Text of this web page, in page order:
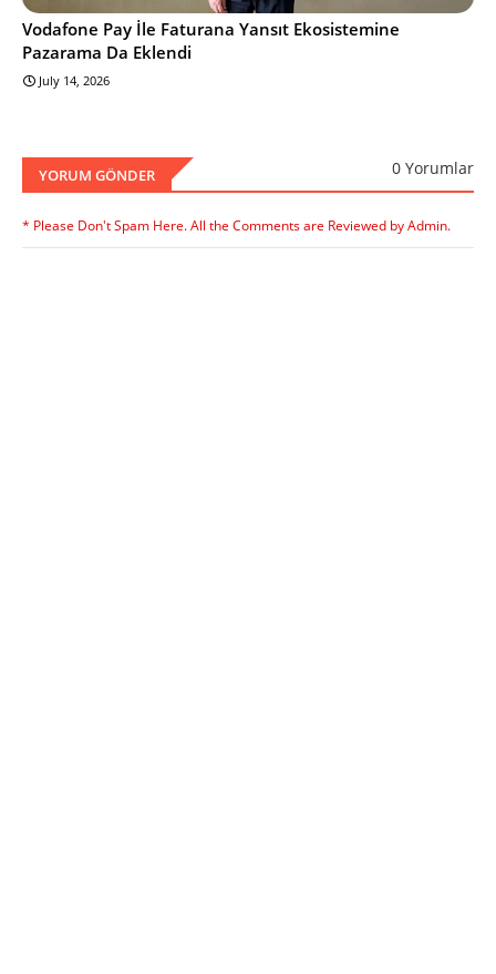
Vodafone Pay İle Faturana Yansıt Ekosistemine
Pazarama Da Eklendi
July 14, 2026
YORUM GÖNDER 0 Yorumlar
* Please Don't Spam Here. All the Comments are Reviewed by Admin.